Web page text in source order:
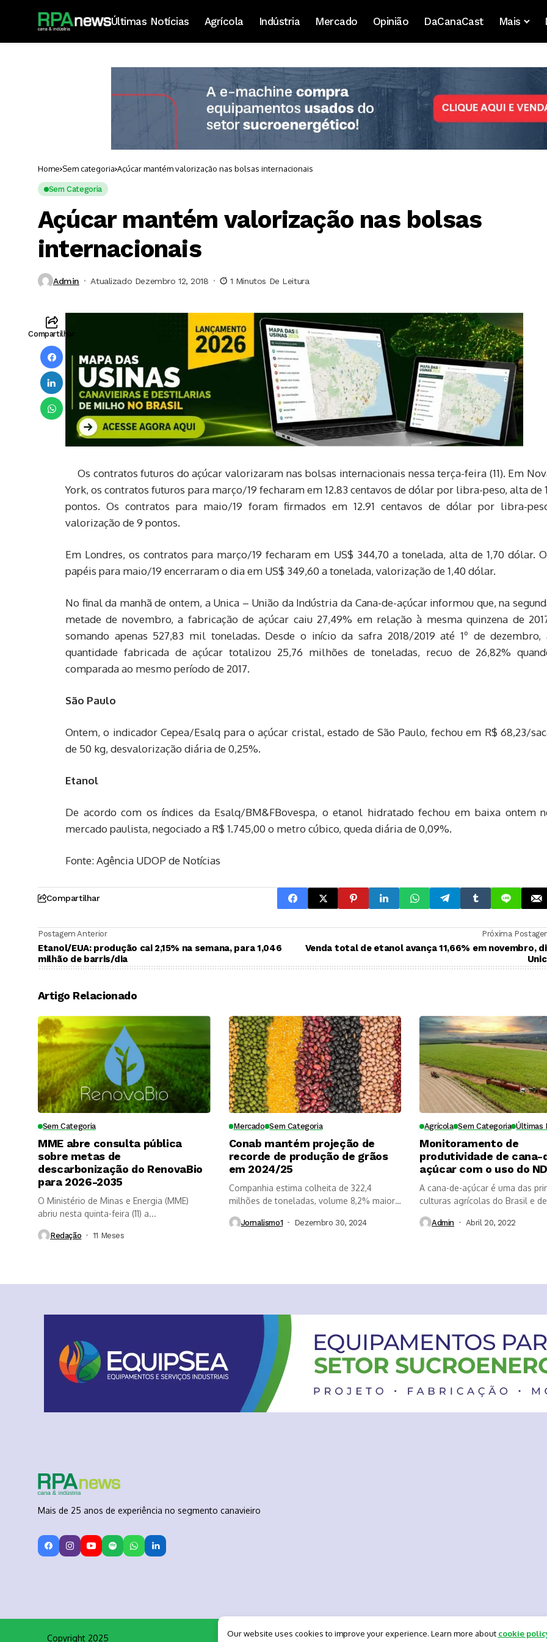
Últimas Notícias Agrícola Indústria Mercado Opinião DaCanaCast Mais
Home Sem categoria Açúcar mantém valorização nas bolsas internacionais
Sem Categoria
Açúcar mantém valorização nas bolsas
internacionais
Admin Atualizado Dezembro 12, 2018 1 Minutos De Leitura
Compartilhar
Os contratos futuros do açúcar valorizaram nas bolsas internacionais nessa terça-feira (11). Em
York, os contratos futuros para março/19 fecharam em 12.83 centavos de dólar por libra-peso, alta de
pontos. Os contratos para maio/19 foram firmados em 12.91 centavos de dólar por libra-
valorização de 9 pontos.
Em Londres, os contratos para março/19 fecharam em US$ 344,70 a tonelada, alta de 1,70 dólar.
papéis para maio/19 encerraram o dia em US$ 349,60 a tonelada, valorização de 1,40 dólar.
No final da manhã de ontem, a Unica – União da Indústria da Cana-de-açúcar informou que, na
metade de novembro, a fabricação de açúcar caiu 27,49% em relação à mesma quinzena de
somando apenas 527,83 mil toneladas. Desde o início da safra 2018/2019 até 1º de dezembro,
quantidade fabricada de açúcar totalizou 25,76 milhões de toneladas, recuo de 26,82%
comparada ao mesmo período de 2017.
São Paulo
Ontem, o indicador Cepea/Esalq para o açúcar cristal, estado de São Paulo, fechou em R$ 68,23/
de 50 kg, desvalorização diária de 0,25%.
Etanol
De acordo com os índices da Esalq/BM&FBovespa, o etanol hidratado fechou em baixa ontem
mercado paulista, negociado a R$ 1.745,00 o metro cúbico, queda diária de 0,09%.
Fonte: Agência UDOP de Notícias
Compartilhar
Postagem Anterior
Etanol/EUA: produção cai 2,15% na semana, para 1,046
milhão de barris/dia
Próxima
Venda total de etanol avança 11,66% em novembro,
Artigo Relacionado
Sem Categoria
MME abre consulta pública
sobre metas de
descarbonização do RenovaBio
para 2026-2035
O Ministério de Minas e Energia (MME)
abriu nesta quinta-feira (11) a...
Redação 11 Meses ⁮
Mercado Sem Categoria
Conab mantém projeção de
recorde de produção de grãos
em 2024/25
Companhia estima colheita de 322,4
milhões de toneladas, volume 8,2% maior
Jornalismo1 Dezembro 30, 2024
Agrícola Sem Categoria Últimas
Monitoramento de
produtividade de cana-
açúcar com o uso do
A cana-de-açúcar é uma das
culturas agrícolas do Brasil e
Admin Abril 20, 2022
Mais de 25 anos de experiência no segmento canavieiro
Copyright 2025 Our website uses cookies to improve your experience. Learn more about cookie